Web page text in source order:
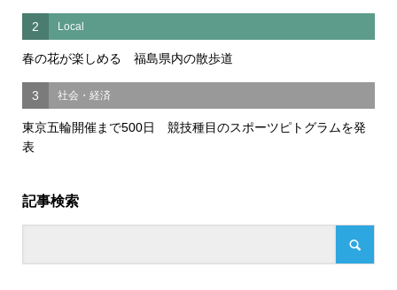
2 Local
春の花が楽しめる 福島県内の散歩道
3 社会・経済
東京五輪開催まで500日 競技種目のスポーツピトグラムを発
表
記事検索